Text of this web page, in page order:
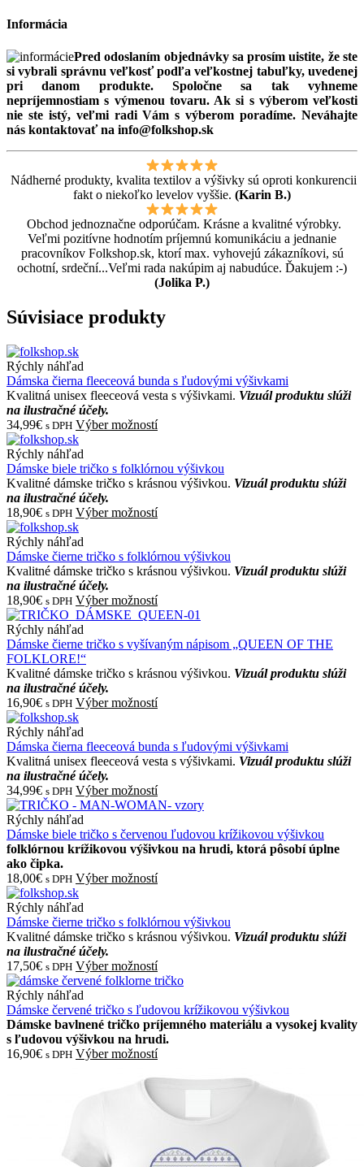
Informácia
Pred odoslaním objednávky sa prosím uistite, že ste
si vybrali správnu veľkosť podľa veľkostnej tabuľky, uvedenej
pri danom produkte. Spoločne sa tak vyhneme
nepríjemnostiam s výmenou tovaru. Ak si s výberom veľkosti
nie ste istý, veľmi radi Vám s výberom poradíme. Neváhajte
nás kontaktovať na info@folkshop.sk
Nádherné produkty, kvalita textilov a výšivky sú oproti konkurencii
fakt o niekoľko levelov vyššie. (Karin B.)
Obchod jednoznačne odporúčam. Krásne a kvalitné výrobky.
Veľmi pozitívne hodnotím príjemnú komunikáciu a jednanie
pracovníkov Folkshop.sk, ktorí max. vyhovejú zákazníkovi, sú
ochotní, srdeční...Veľmi rada nakúpim aj nabudúce. Ďakujem :-)
(Jolika P.)
Súvisiace produkty
Rýchly náhľad
Dámska čierna fleeceová bunda s ľudovými výšivkami
Kvalitná unisex fleeceová vesta s výšivkami. Vizuál produktu slúži
na ilustračné účely.
34,99€ s DPH Výber možností
Rýchly náhľad
Dámske biele tričko s folklórnou výšivkou
Kvalitné dámske tričko s krásnou výšivkou. Vizuál produktu slúži
na ilustračné účely.
18,90€ s DPH Výber možností
Rýchly náhľad
Dámske čierne tričko s folklórnou výšivkou
Kvalitné dámske tričko s krásnou výšivkou. Vizuál produktu slúži
na ilustračné účely.
18,90€ s DPH Výber možností
Rýchly náhľad
Dámske čierne tričko s vyšívaným nápisom „QUEEN OF THE
FOLKLORE!“
Kvalitné dámske tričko s krásnou výšivkou. Vizuál produktu slúži
na ilustračné účely.
16,90€ s DPH Výber možností
Rýchly náhľad
Dámska čierna fleeceová bunda s ľudovými výšivkami
Kvalitná unisex fleeceová vesta s výšivkami. Vizuál produktu slúži
na ilustračné účely.
34,99€ s DPH Výber možností
Rýchly náhľad
Dámske biele tričko s červenou ľudovou krížikovou výšivkou
folklórnou krížikovou výšivkou na hrudi, ktorá pôsobí úplne
ako čipka.
18,00€ s DPH Výber možností
Rýchly náhľad
Dámske čierne tričko s folklórnou výšivkou
Kvalitné dámske tričko s krásnou výšivkou. Vizuál produktu slúži
na ilustračné účely.
17,50€ s DPH Výber možností
Rýchly náhľad
Dámske červené tričko s ľudovou krížikovou výšivkou
Dámske bavlnené tričko príjemného materiálu a vysokej kvality
s ľudovou výšivkou na hrudi.
16,90€ s DPH Výber možností